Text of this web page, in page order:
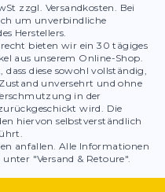
zzgl. Versandkosten. Bei
um unverbindliche
Herstellers.
bieten wir ein 30 tägiges
aus unserem Online-Shop.
diese sowohl vollständig,
unversehrt und ohne
in der
wird. Die
hiervon selbstverständlich
anfallen. Alle Informationen
"Versand & Retoure".